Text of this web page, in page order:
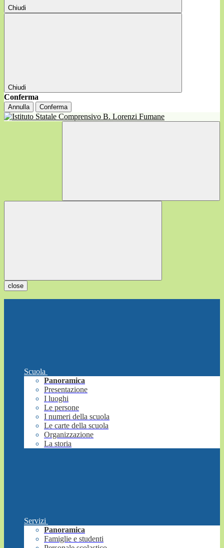
Chiudi
Chiudi
Conferma
Annulla Conferma
close
Scuola
Panoramica
Presentazione
I luoghi
Le persone
I numeri della scuola
Le carte della scuola
Organizzazione
La storia
Servizi
Panoramica
Famiglie e studenti